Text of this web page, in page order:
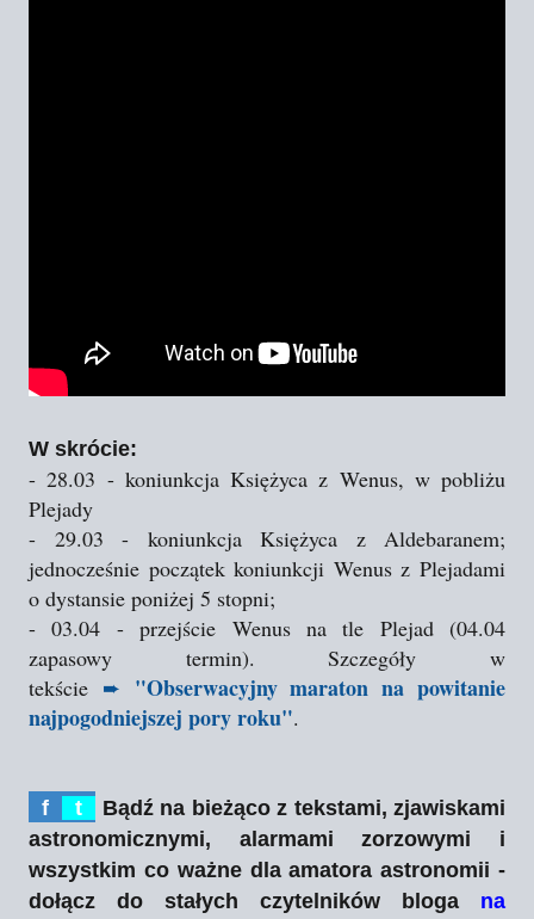
W skrócie:
- 28.03 - koniunkcja Księżyca z Wenus, w pobliżu
Plejady
- 29.03 - koniunkcja Księżyca z Aldebaranem;
jednocześnie początek koniunkcji Wenus z Plejadami
o dystansie poniżej 5 stopni;
- 03.04 - przejście Wenus na tle Plejad (04.04
zapasowy termin). Szczegóły w
tekście ➨ "Obserwacyjny maraton na powitanie
najpogodniejszej pory roku".
f t
Bądź na bieżąco z tekstami, zjawiskami
astronomicznymi, alarmami zorzowymi i
wszystkim co ważne dla amatora astronomii -
dołącz do stałych czytelników bloga na